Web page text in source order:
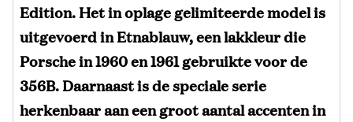
Edition. Het in oplage gelimiteerde model is
uitgevoerd in Etnablauw, een lakkleur die
Porsche in 1960 en 1961 gebruikte voor de
356B. Daarnaast is de speciale serie
herkenbaar aan een groot aantal accenten in